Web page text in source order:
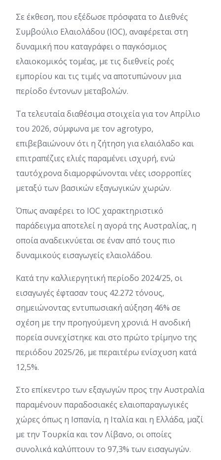
Σε έκθεση, που εξέδωσε πρόσφατα το Διεθνές
Συμβούλιο Ελαιολάδου (IOC), αναφέρεται στη
δυναμική που καταγράφει ο παγκόσμιος
ελαιοκομικός τομέας, με τις διεθνείς ροές
εμπορίου και τις τιμές να αποτυπώνουν μια
περίοδο έντονων μεταβολών.
Τα τελευταία διαθέσιμα στοιχεία για τον Απρίλιο
του 2026, σύμφωνα με τον agrotypo,
επιβεβαιώνουν ότι η ζήτηση για ελαιόλαδο και
επιτραπέζιες ελιές παραμένει ισχυρή, ενώ
ταυτόχρονα διαμορφώνονται νέες ισορροπίες
μεταξύ των βασικών εξαγωγικών χωρών.
Όπως αναφέρει το IOC χαρακτηριστικό
παράδειγμα αποτελεί η αγορά της Αυστραλίας, η
οποία αναδεικνύεται σε έναν από τους πιο
δυναμικούς εισαγωγείς ελαιολάδου.
Κατά την καλλιεργητική περίοδο 2024/25, οι
εισαγωγές έφτασαν τους 42.272 τόνους,
σημειώνοντας εντυπωσιακή αύξηση 46% σε
σχέση με την προηγούμενη χρονιά. Η ανοδική
πορεία συνεχίστηκε και στο πρώτο τρίμηνο της
περιόδου 2025/26, με περαιτέρω ενίσχυση κατά
12,5%.
Στο επίκεντρο των εξαγωγών προς την Αυστραλία
παραμένουν παραδοσιακές ελαιοπαραγωγικές
χώρες όπως η Ισπανία, η Ιταλία και η Ελλάδα, μαζί
με την Τουρκία και τον Λίβανο, οι οποίες
συνολικά καλύπτουν το 97,3% των εισαγωγών.